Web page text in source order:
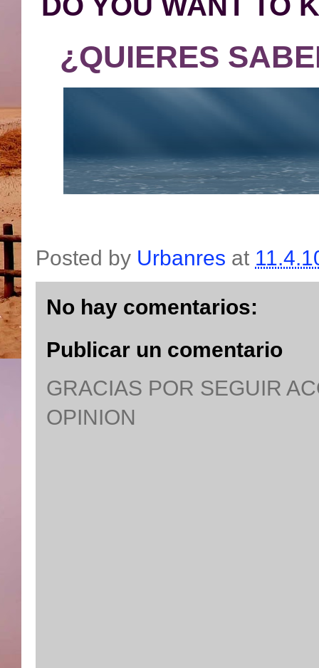
¿QUIERES
Posted by Urbanres at
No hay comentarios:
Publicar un comentario
GRACIAS POR SEGUIR
OPINION